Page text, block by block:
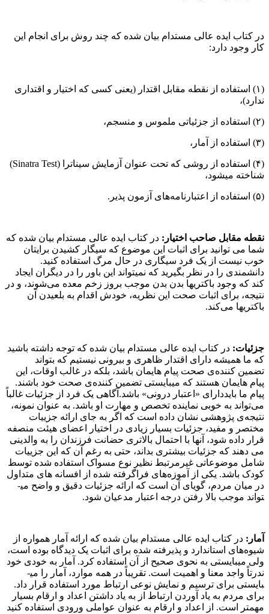
در کتاب ایده عالی مستدام بیان شده که چند روش برای انجام این
کار وجود دارد:
(۱) استفاده از نقطه مقابل اقتدار (یعنی کسی که اختیار و اقتداری
ندارد)،
(۲) استفاده از جزئیاتی ملموس و منسجم،
(۳) استفاده از آمار،
(۴) استفاده از روشی که تحت عنوان آزمایش سیناترا (Sinatra Test)
شناخته می­شود،
(۵) استفاده از اعتبارنامه­‌های آزمون پذیر.
نقطه مقابل صاحب اختیار : در کتاب ایده عالی مستدام بیان شده که
شما می­ توانید برای اثبات این موضوع که سیگار کشیدن برایتان
خوب نیست از یک فرد سیگاری در حال مرگ استفاده کنید.
دانشمندی را در نظر بگیرید که نمی­تواند این باور را در دیگران ایجاد
کند که وجود باکتری­ها بدن بدن موجب بروز زخم معده می­‌شوند، و در
نتیجه، برای اثبات صحت این نظریه، خودش اقدام به بلعیدن آن
باکتری­ها می­‌کند.
جزئیات: در کتاب ایده عالی مستدام بیان شده که توجه داشته باشید
که ما همیشه دارای اقتدار ظاهری و بیرونی نیستیم که بتواند
تضمین­ کننده­‌ی صحت پیام ­هایمان باشد، بلکه در غالب اوقات، این
پیام­ هایمان هستند که می­بایستی تضمین ­کنند‌ه‌­ی صحت خود باشند.
پیام ما بایددارای «اعتبار درونی» باشد.آگاهی یک فرد از جزئیات غالباً
می‌­تواند به خوبی نماینده­­ تخصص و مهارت او باشد. به عنوان نمونه،
نتیجه‌ی پژوهشی نشان داده است که اگر به جای ارائه­ جزییات
مختصر و مفید، جزئیات بسیار زیادی در اختیار اعضای هیئت­ منصفه
قرار داده شود، آن­ها با احتمال بالاتری حضانت فرزندان را به والدینی
می دهند که جزئیات بیشتری بداند، حتی به رغم آن که این جزییات
شامل موضوعاتی غیرمرتبط نظیر نوع مسواک استفاده شده توسط
کودک باشد. یکی از آموزه‌های فراگرفته شده از افسانه های متداول
در میان مردم، گویای آن است که ارائه­ جزئیات دقیق و واضح می­
تواند موجب بالا رفتن درجه­ اعتبار مدعیان شود.
آمار : در کتاب ایده عالی مستدام بیان شده که ارائه آمار همواره از
شیوه‌ه­ای استاندارد و پذیرفته شده برای اثبات یک دیدگاه بوده است،
ولی می­بایستی به نحوی صحیح از آن استفاده کرد. آمار به خودی خود
ندرتاً واجد معنا و اهمیت است. تقریباً در همه موارد، آمار را می­
بایستی برای ترسیم و نمایش نوعی ارتباط مورد استفاده قرار داد.
برای مردم به یاد آوردن ارتباط از به یاد داشتن اعداد و ارقام بسیار
مهمتر است. از اعداد و ارقام به عنوان عواملی ورودی استفاده کنید